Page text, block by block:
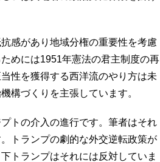
感があり地域分権の重要性を考慮
めには1951年憲法の君主制度の再
性を獲得する西洋流のやり方は未
構づくりを主張しています。
トの介入の進行です。筆者はそれ
トランプの劇的な外交逆転政策が
トランプはそれには反対していま